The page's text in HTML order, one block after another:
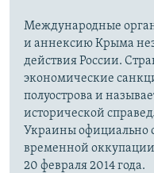
Международные
и аннексию Крыма
действия России.
экономические
полуострова и
исторической
Украины официально
временной
20 февраля 2014 года.